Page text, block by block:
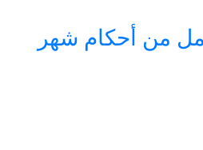
من أحكام شهر